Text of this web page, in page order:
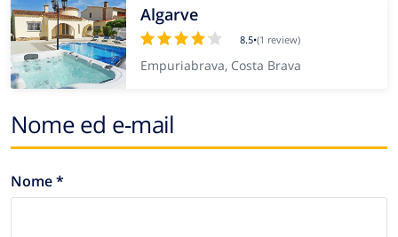
Algarve
8.5•(1 review)
Empuriabrava, Costa Brava
Nome ed e-mail
Nome *